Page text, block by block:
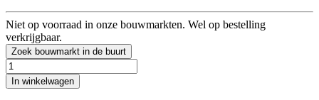
Niet op voorraad in onze bouwmarkten. Wel op bestelling
verkrijgbaar.
Zoek bouwmarkt in de buurt
In winkelwagen